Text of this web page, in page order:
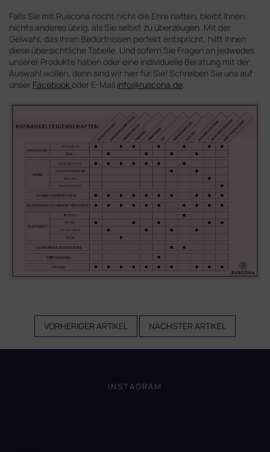
Falls Sie mit Ruscona nocht nicht die Ehre hatten, bleibt Ihnen
nichts anderes übrig, als Sie selbst zu überzeugen. Mit der
Gelwahl, das Ihren Bedürfnissen perfekt entspricht, hilft ihnen
diese übersichtliche Tabelle. Und sofern Sie Fragen an jedwedes
unserer Produkte haben oder eine individuelle Beratung mit der
Auswahl wollen, dann sind wir hier für Sie! Schreiben Sie uns auf
unser Facebook oder E-Mail info@ruscona.de.
VORHERIGER ARTIKEL NÄCHSTER ARTIKEL
INSTAGRAM